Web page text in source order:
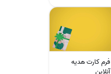
فرم کارت هدیه